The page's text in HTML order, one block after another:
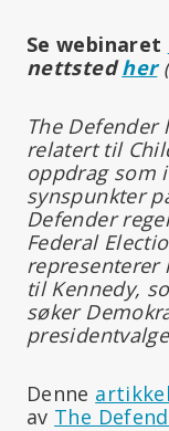
Se webinaret
nettstedher
The
relatert til
oppdrag som
synspunkter
Defender
Federal
representerer
til Kennedy,
søker
Denne
av The